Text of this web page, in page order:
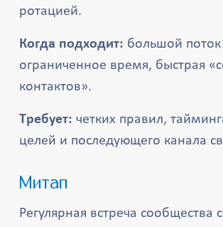
ротацией.
Когда подходит: большой
ограниченное время, быстрая
контактов».
Требует: четких правил,
целей и последующего канала
Митап
Регулярная встреча сообщества